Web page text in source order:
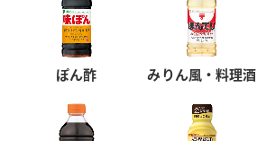
ぽん酢 みりん風・料理酒